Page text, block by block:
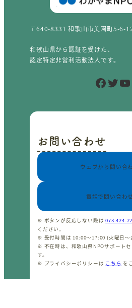
〒640-8331 和歌山市美園町5-6-
和歌山県から認証を受けた、
認定特定非営利活動法人です。
Facebook Twitter YouTube
お問い合わせ
ウェブから問い合
電話で問い合わ
※ ボタンが反応しない際は073-424-
ください。
※ 受付時間は 10:00〜17:00 (火曜日〜
※ 不在時は、和歌山県NPOサポート
す。
※ プライバシーポリシーは こちら を